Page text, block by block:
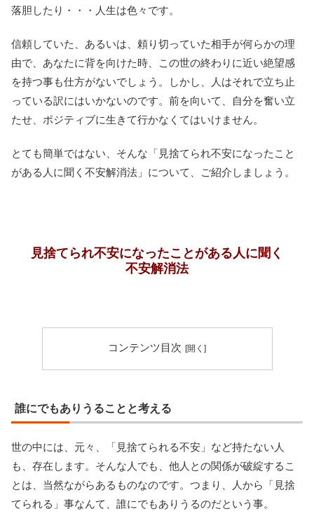
落胆したり・・・人生は色々です。
信頼していた、あるいは、頼り切っていた相手が何らかの理
由で、あなたに背を向けた時、この世の終わりに近い絶望感
を持つ事も仕方がないでしょう。しかし、人はそれで立ち止
っている訳にはいかないのです。前を向いて、自分を奮い立
たせ、ポジティブに生きて行かなくてはいけません。
とても簡単ではない、そんな「見捨てられ不安になったこと
がある人に聞く不安解消法」について、ご紹介しましょう。
見捨てられ不安になったことがある人に聞く
不安解消法
コンテンツ目次
誰にでもありうることと考える
世の中には、元々、「見捨てられる不安」など持たない人
も、存在します。そんな人でも、他人との関係が破綻するこ
とは、当然ながらあるものなのです。つまり、人から「見捨
てられる」事なんて、誰にでもありうるのだという事。